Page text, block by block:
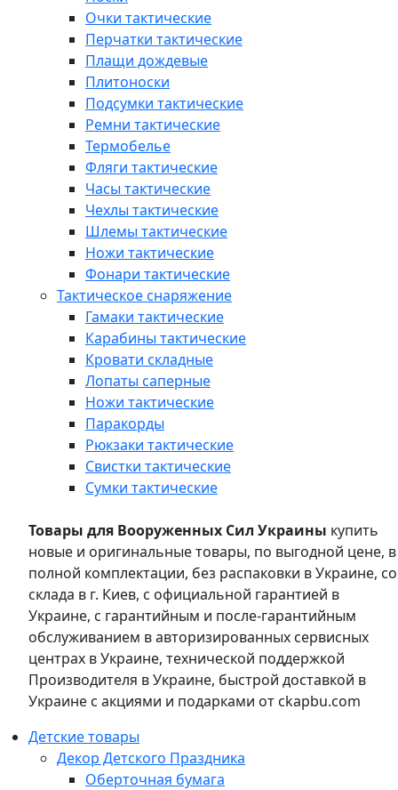
Очки тактические
Перчатки тактические
Плащи дождевые
Плитоноски
Подсумки тактические
Ремни тактические
Термобелье
Фляги тактические
Часы тактические
Чехлы тактические
Шлемы тактические
Ножи тактические
Фонари тактические
Тактическое снаряжение
Гамаки тактические
Карабины тактические
Кровати складные
Лопаты саперные
Ножи тактические
Паракорды
Рюкзаки тактические
Свистки тактические
Сумки тактические
Товары для Вооруженных Сил Украины купить
новые и оригинальные товары, по выгодной цене, в
полной комплектации, без распаковки в Украине, со
склада в г. Киев, с официальной гарантией в
Украине, с гарантийным и после-гарантийным
обслуживанием в авторизированных сервисных
центрах в Украине, технической поддержкой
Производителя в Украине, быстрой доставкой в
Украине с акциями и подарками от ckapbu.com
Детские товары
Декор Детского Праздника
Оберточная бумага